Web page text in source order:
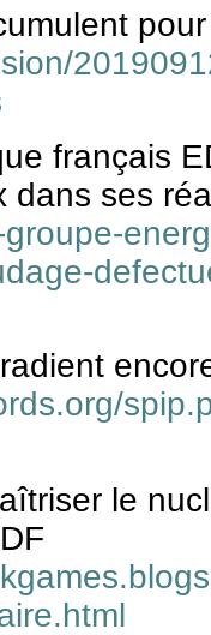
français
dans ses
le